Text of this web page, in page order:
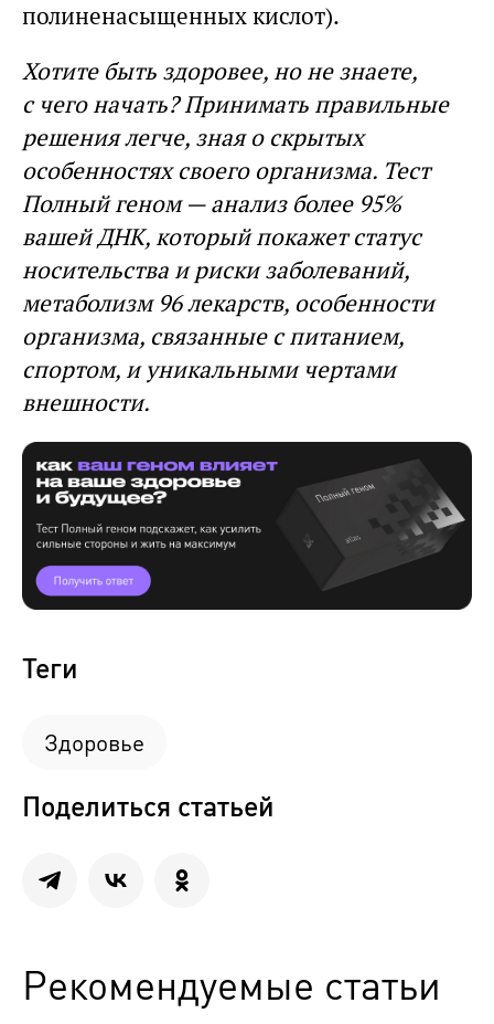
полиненасыщенных кислот).
Хотите быть здоровее, но не знаете,
с чего начать? Принимать правильные
решения легче, зная о скрытых
особенностях своего организма. Тест
Полный геном — анализ более 95%
вашей ДНК, который покажет статус
носительства и риски заболеваний,
метаболизм 96 лекарств, особенности
организма, связанные с питанием,
спортом, и уникальными чертами
внешности.
Теги
Здоровье
Поделиться статьей
Рекомендуемые статьи